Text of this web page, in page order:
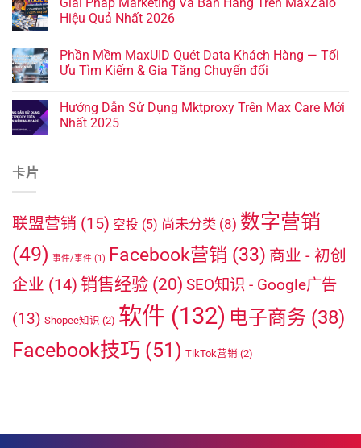
Hiệu Quả Nhất 2026
Phần Mềm MaxUID Quét Data Khách Hàng — Tối
Ưu Tìm Kiếm & Gia Tăng Chuyển đổi
Hướng Dẫn Sử Dụng Mktproxy Trên Max Care Mới
Nhất 2025
卡片
联盟营销 (15) 空投 (5) 尚未分类 (8) 数字营销
(49) 事件/事件 (1) Facebook营销 (33) 商业 - 初创
企业 (14) 销售经验 (20) SEO知识 - Google广告
(13) Shopee知识 (2) 软件 (132) 电子商务 (38)
Facebook技巧 (51) TikTok营销 (2)